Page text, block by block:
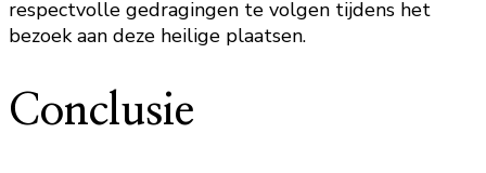
respectvolle gedragingen te volgen tijdens het
bezoek aan deze heilige plaatsen.
Conclusie